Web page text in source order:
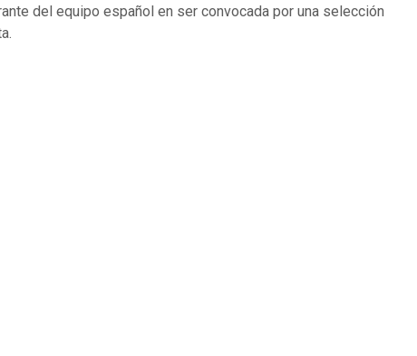
del equipo español en ser convocada por una selección